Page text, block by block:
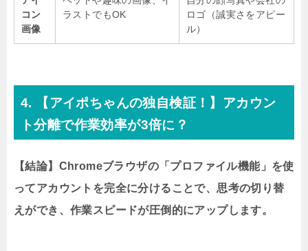
コン
画像
ラストでもOK
ロゴ（誠実さをアピー
ル）
4. 【アイポちゃんの独自検証！】アカウン
ト分離で作業効率が3倍に？
【結論】Chromeブラウザの「プロファイル機能」を使
ってアカウントを完全に分けることで、思考の切り替
えができ、作業スピードが圧倒的にアップします。